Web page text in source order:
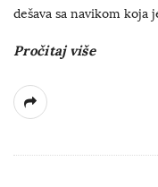
dešava sa navikom koja
Pročitaj više